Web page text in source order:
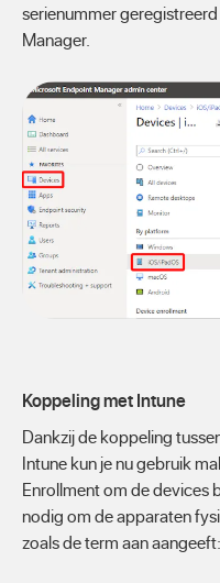
serienummer
Manager.
Koppeling met Intune
Dankzij de koppeling
Intune kun je nu gebruik
Enrollment om de devices
nodig om de apparaten
zoals de term aan